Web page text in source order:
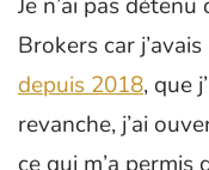
Je n’ai pas
Brokers car
depuis 2018, que
revanche, j’ai